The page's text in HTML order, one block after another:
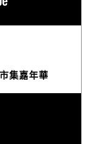
集嘉年華